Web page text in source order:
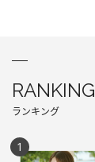
RANKING
ランキング